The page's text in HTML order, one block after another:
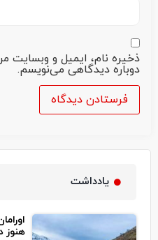
ذخیره نام، ایمیل و وبسایت
دوباره دیدگاهی می‌نویسم.
یادداشت
هنوز